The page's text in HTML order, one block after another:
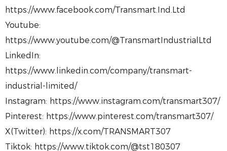
https://www.facebook.com/Transmart.Ind.Ltd
Youtube:
https://www.youtube.com/@TransmartIndustrialLtd
LinkedIn:
https://www.linkedin.com/company/transmart-
industrial-limited/
Instagram: https://www.instagram.com/transmart307/
Pinterest: https://www.pinterest.com/transmart307/
X(Twitter): https://x.com/TRANSMART307
Tiktok: https://www.tiktok.com/@tst180307